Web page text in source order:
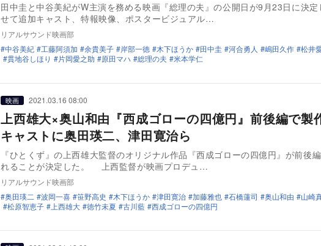
田中圭と中谷美紀がW主演を務める映画『総理の夫』の公開日が9月23日に決定
せて追加キャスト、特報映像、ポスタービジュアル…
リアルサウンド映画部
中谷美紀
工藤阿須加 余貴美子 岸部一徳 木下ほうか 田中圭 河合勇人 嶋田久作
松井
貫地谷しほり
片岡愛之助 原田マハ 総理の夫 米本学仁
映画 2021.03.16 08:00
上西雄大×奥山和由『西成ゴローの四億円』前後編で製
キャストに奥田瑛二、津田寛治ら
『ひとくず』の上西雄大監督のオリジナル作品『西成ゴローの四億円』が前後
れることが決定した。 上西監督が映画プロデュ…
リアルサウンド映画部
奥田瑛二
波岡一喜 笹野高史 木下ほうか 津田寛治 加藤雅也 石橋蓮司 奥山和由
山崎
松原智恵子
上西雄大 徳竹未夏 古川藍 西成ゴローの四億円